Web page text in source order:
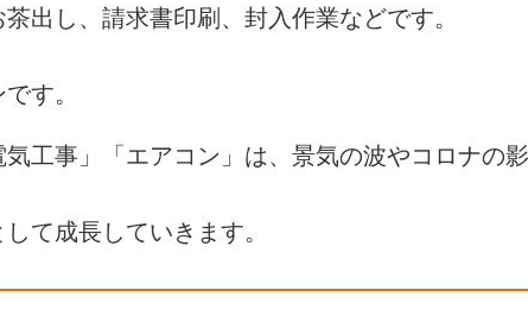
出し、請求書印刷、封入作業などです。
す。
工事」「エアコン」は、景気の波やコロナの
て成長していきます。